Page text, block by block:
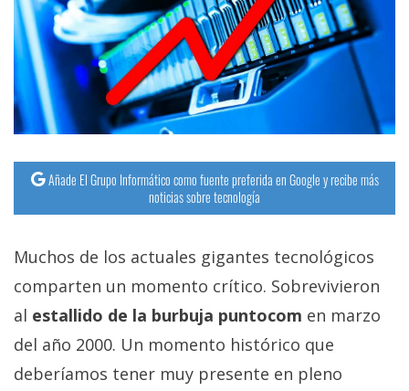
Añade El Grupo Informático como fuente preferida en Google y recibe más
noticias sobre tecnología
Muchos de los actuales gigantes tecnológicos
comparten un momento crítico. Sobrevivieron
al estallido de la burbuja puntocom en marzo
del año 2000. Un momento histórico que
deberíamos tener muy presente en pleno